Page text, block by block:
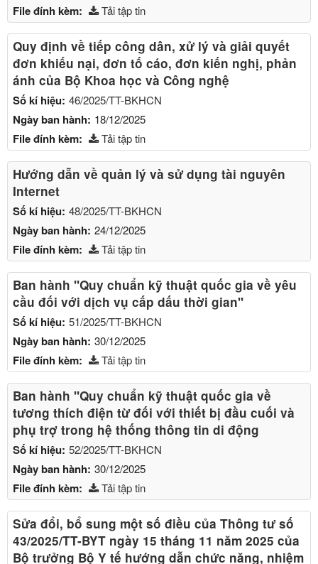
File đính kèm: Tải tập tin
Quy định về tiếp công dân, xử lý và giải quyết
đơn khiếu nại, đơn tố cáo, đơn kiến nghị, phản
ánh của Bộ Khoa học và Công nghệ
Số kí hiệu: 46/2025/TT-BKHCN
Ngày ban hành: 18/12/2025
File đính kèm: Tải tập tin
Hướng dẫn về quản lý và sử dụng tài nguyên
Internet
Số kí hiệu: 48/2025/TT-BKHCN
Ngày ban hành: 24/12/2025
File đính kèm: Tải tập tin
Ban hành "Quy chuẩn kỹ thuật quốc gia về yêu
cầu đối với dịch vụ cấp dấu thời gian"
Số kí hiệu: 51/2025/TT-BKHCN
Ngày ban hành: 30/12/2025
File đính kèm: Tải tập tin
Ban hành "Quy chuẩn kỹ thuật quốc gia về
tương thích điện từ đối với thiết bị đầu cuối và
phụ trợ trong hệ thống thông tin di động
Số kí hiệu: 52/2025/TT-BKHCN
Ngày ban hành: 30/12/2025
File đính kèm: Tải tập tin
Sửa đổi, bổ sung một số điều của Thông tư số
43/2025/TT-BYT ngày 15 tháng 11 năm 2025 của
Bộ trưởng Bộ Y tế hướng dẫn chức năng, nhiệm